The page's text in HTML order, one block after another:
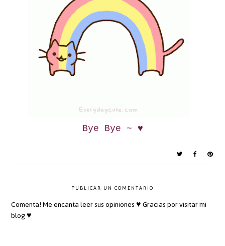
Bye Bye ~ ♥
PUBLICAR UN COMENTARIO
Comenta! Me encanta leer sus opiniones ♥ Gracias por visitar mi
blog ♥